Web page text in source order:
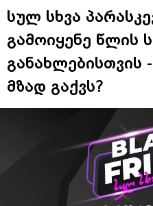
სულ სხვა
გამოიყენე წლის
განახლებისთვის
მზად გაქვს?